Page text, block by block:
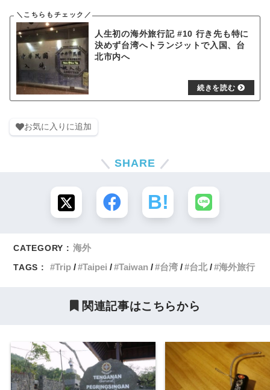
人生初の海外旅行記 #10 行き先も特に
決めず台湾へトランジットで入国、台
北市内へ
お気に入りに追加
SHARE
CATEGORY : 海外
TAGS : Trip Taipei Taiwan 台湾 台北 海外旅行
関連記事はこちらから